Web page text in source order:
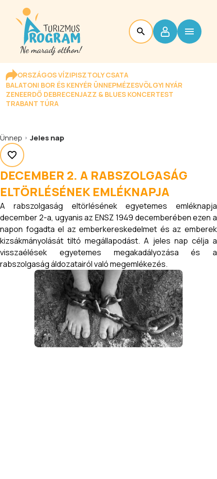
ORSZÁGOS VÍZIPISZTOLY CSATA
BALATONI BOR ÉS KENYÉR ÜNNEPMÉZESVÖLGYI NYÁR
ZENEERDŐ DEBRECENJAZZ & BLUES KONCERTEST
TRABANT TÚRA
Ünnep Jeles nap
DECEMBER 2. A RABSZOLGASÁG
ELTÖRLÉSÉNEK EMLÉKNAPJA
A rabszolgaság eltörlésének egyetemes emléknapja
december 2-a, ugyanis az ENSZ 1949 decemberében ezen a
napon fogadta el az emberkereskedelmet és az emberek
kizsákmányolását tiltó megállapodást. A jeles nap célja a
visszaélések egyetemes megakadályozása és a
rabszolgaság áldozatairól való megemlékezés.